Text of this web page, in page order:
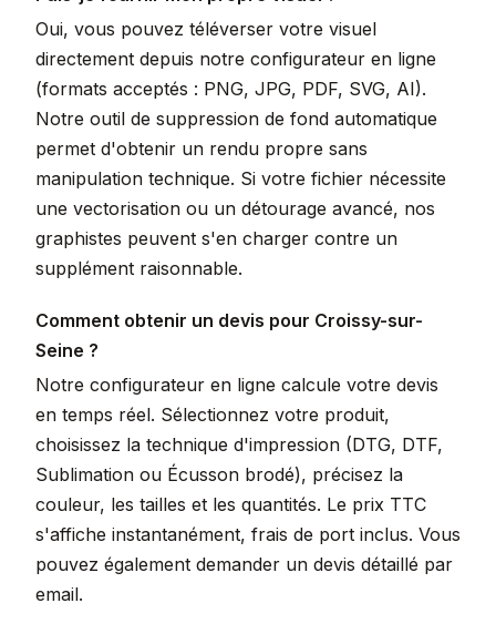
Oui, vous pouvez téléverser votre visuel
directement depuis notre configurateur en ligne
(formats acceptés : PNG, JPG, PDF, SVG, AI).
Notre outil de suppression de fond automatique
permet d'obtenir un rendu propre sans
manipulation technique. Si votre fichier nécessite
une vectorisation ou un détourage avancé, nos
graphistes peuvent s'en charger contre un
supplément raisonnable.
Comment obtenir un devis pour Croissy-sur-
Seine ?
Notre configurateur en ligne calcule votre devis
en temps réel. Sélectionnez votre produit,
choisissez la technique d'impression (DTG, DTF,
Sublimation ou Écusson brodé), précisez la
couleur, les tailles et les quantités. Le prix TTC
s'affiche instantanément, frais de port inclus. Vous
pouvez également demander un devis détaillé par
email.